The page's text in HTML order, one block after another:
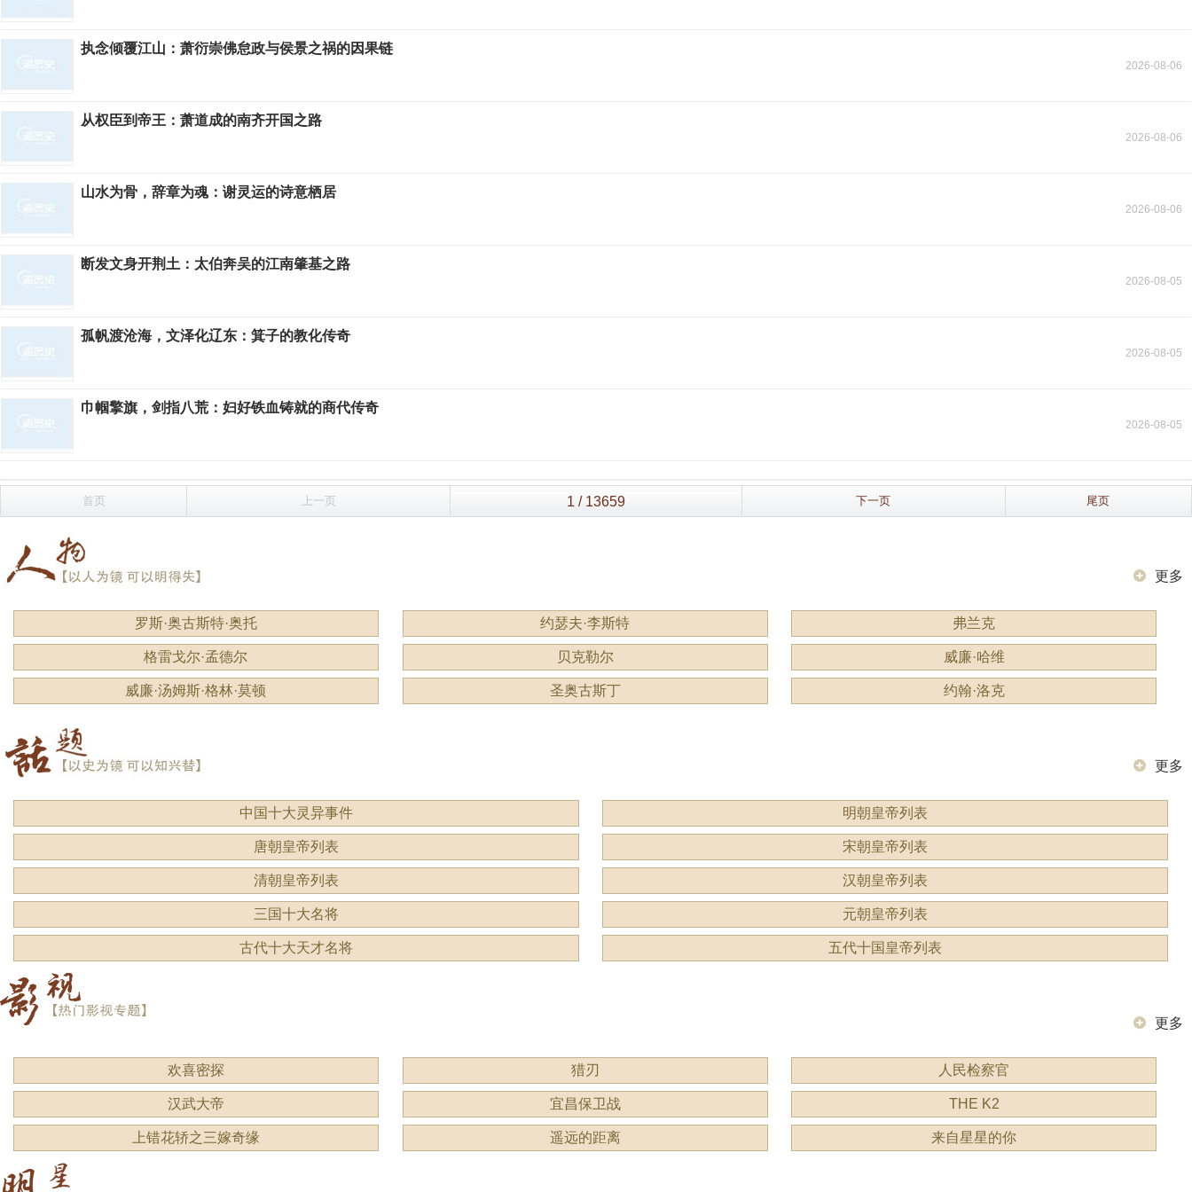
执念倾覆江山：萧衍崇佛怠政与侯景之祸的因果链
2026-08-06
从权臣到帝王：萧道成的南齐开国之路
2026-08-06
山水为骨，辞章为魂：谢灵运的诗意栖居
2026-08-06
断发文身开荆土：太伯奔吴的江南肇基之路
2026-08-05
孤帆渡沧海，文泽化辽东：箕子的教化传奇
2026-08-05
巾帼擎旗，剑指八荒：妇好铁血铸就的商代传奇
2026-08-05
首页 上一页 下一页 尾页
更多
罗斯·奥古斯特·奥托 约瑟夫·李斯特 弗兰克
格雷戈尔·孟德尔 贝克勒尔 威廉·哈维
威廉·汤姆斯·格林·莫顿 圣奥古斯丁 约翰·洛克
更多
中国十大灵异事件 明朝皇帝列表
唐朝皇帝列表 宋朝皇帝列表
清朝皇帝列表 汉朝皇帝列表
三国十大名将 元朝皇帝列表
古代十大天才名将 五代十国皇帝列表
更多
欢喜密探 猎刃 人民检察官
汉武大帝 宜昌保卫战 THE K2
上错花轿之三嫁奇缘 遥远的距离 来自星星的你